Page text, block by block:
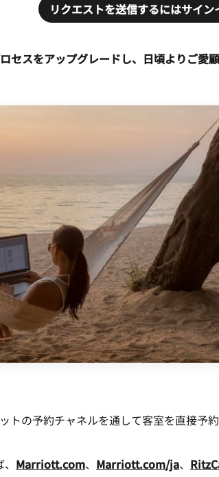
リクエストを送信するにはサイ
セスをアップグレードし、日頃よりご愛
の予約チャネルを通して客室を直接予
Marriott.com、 Marriott.com/ja、